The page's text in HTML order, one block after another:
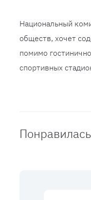
Национальный
обществ, хочет
помимо
спортивных